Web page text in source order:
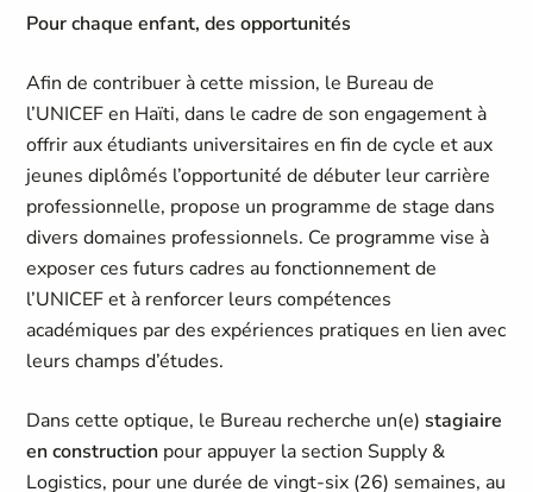
Pour chaque enfant, des opportunités
Afin de contribuer à cette mission, le Bureau de
l’UNICEF en Haïti, dans le cadre de son engagement à
offrir aux étudiants universitaires en fin de cycle et aux
jeunes diplômés l’opportunité de débuter leur carrière
professionnelle, propose un programme de stage dans
divers domaines professionnels. Ce programme vise à
exposer ces futurs cadres au fonctionnement de
l’UNICEF et à renforcer leurs compétences
académiques par des expériences pratiques en lien avec
leurs champs d’études.
Dans cette optique, le Bureau recherche un(e) stagiaire
en construction pour appuyer la section Supply &
Logistics, pour une durée de vingt-six (26) semaines, au